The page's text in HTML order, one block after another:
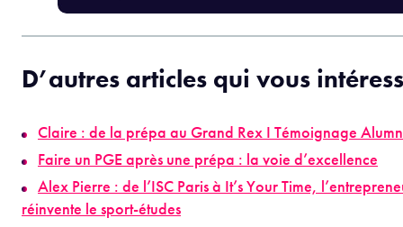
D’autres articles qui vous
Claire : de la prépa au Grand Rex I Témoignage
Faire un PGE après une prépa : la voie d’excellence
Alex Pierre : de l’ISC Paris à It’s Your Time,
réinvente le sport-études